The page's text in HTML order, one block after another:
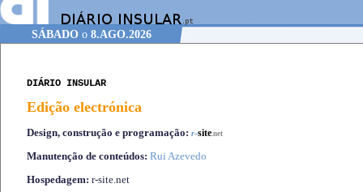
SÁBADOo 8.AGO.2026
DIÁRIO INSULAR
Edição electrónica
Design, construção e programação: r-site.net
Manutenção de conteúdos: Rui Azevedo
Hospedagem: r-site.net